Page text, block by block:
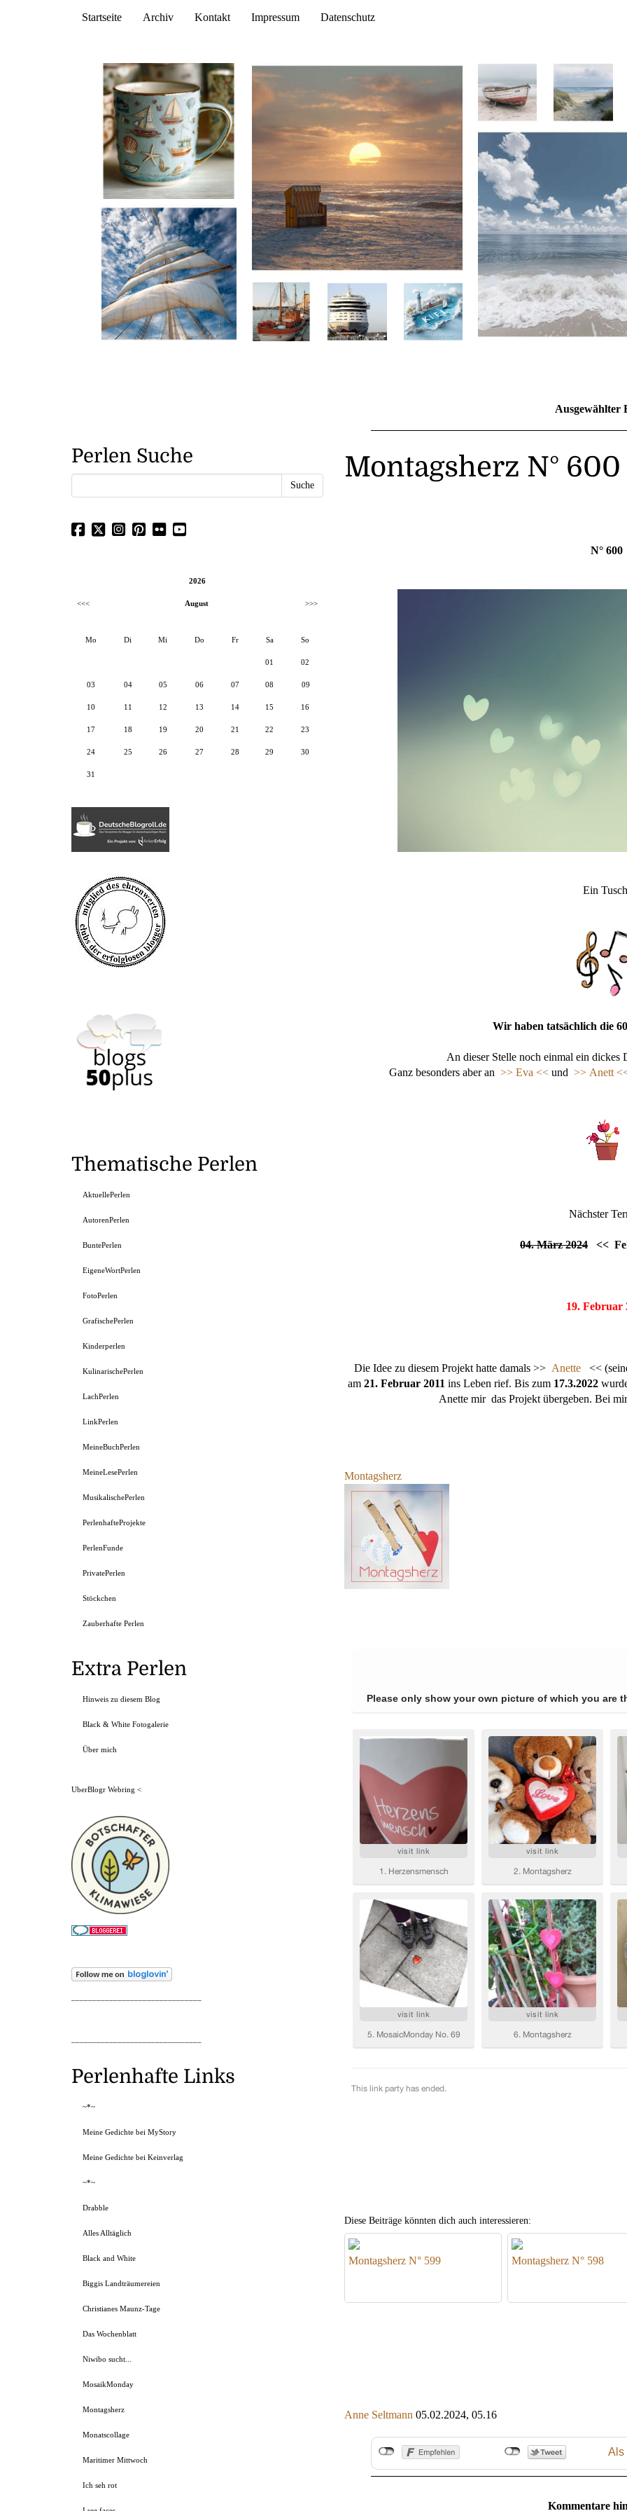
Startseite Archiv Kontakt Impressum Datenschutz
Ausgewählter
Montagsherz N° 600
N° 600
Ein
Wir haben tatsächlich die
An dieser Stelle noch einmal ein dickes
Ganz besonders aber an >> Eva <<und >> Anett
Nächster
04. März 2024 <<
19. Februar
Die Idee zu diesem Projekt hatte damals >> Anette <<
am 21. Februar 2011 ins Leben rief. Bis zum 17.3.2022
Anette mir das Projekt übergeben. Bei
Montagsherz
Diese Beiträge könnten dich auch interessieren:
Montagsherz N° 599 Montagsherz N° 598
Anne Seltmann 05.02.2024, 05.16
Als
Kommentare
Perlen Suche
2026
<<< August >>>
Mo Di Mi Do Fr Sa So
01 02
03 04 05 06 07 08 09
10 11 12 13 14 15 16
17 18 19 20 21 22 23
24 25 26 27 28 29 30
31
Thematische Perlen
AktuellePerlen
AutorenPerlen
BuntePerlen
EigeneWortPerlen
FotoPerlen
GrafischePerlen
Kinderperlen
KulinarischePerlen
LachPerlen
LinkPerlen
MeineBuchPerlen
MeineLesePerlen
MusikalischePerlen
PerlenhafteProjekte
PerlenFunde
PrivatePerlen
Stöckchen
Zauberhafte Perlen
Extra Perlen
Hinweis zu diesem Blog
Black & White Fotogalerie
Über mich
UberBlogr Webring <
Perlenhafte Links
~*~
Meine Gedichte bei MyStory
Meine Gedichte bei Keinverlag
~*~
Drabble
Alles Alltäglich
Black and White
Biggis Landträumereien
Christianes Maunz-Tage
Das Wochenblatt
Niwibo sucht...
MosaikMonday
Montagsherz
Monatscollage
Maritimer Mittwoch
Ich seh rot